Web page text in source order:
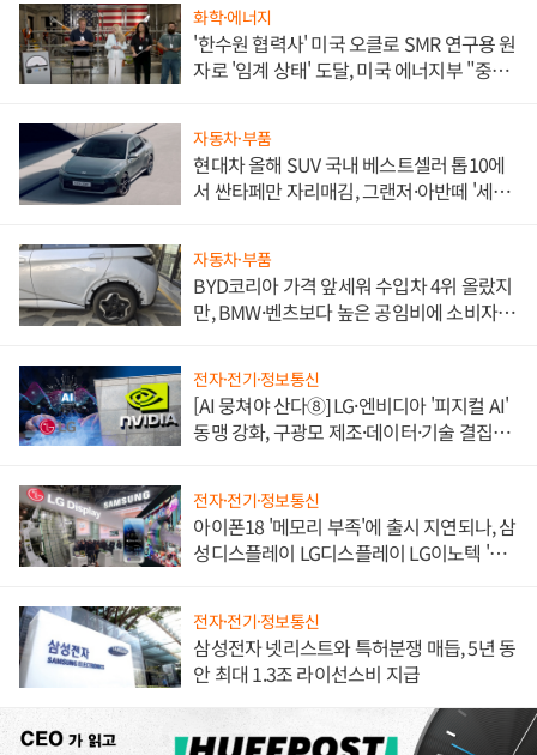
화학·에너지
'한수원 협력사' 미국 오클로 SMR 연구용 원
자로 '임계 상태' 도달, 미국 에너지부 "중요
자동차·부품
현대차 올해 SUV 국내 베스트셀러 톱10에
서 싼타페만 자리매김, 그랜저·아반떼 '세단
자동차·부품
BYD코리아 가격 앞세워 수입차 4위 올랐지
만, BMW·벤츠보다 높은 공임비에 소비자
전자·전기·정보통신
[AI 뭉쳐야 산다⑧] LG·엔비디아 '피지컬 AI'
동맹 강화, 구광모 제조·데이터·기술 결집
전자·전기·정보통신
아이폰18 '메모리 부족'에 출시 지연되나, 삼
성디스플레이 LG디스플레이 LG이노텍 '탈
전자·전기·정보통신
삼성전자 넷리스트와 특허분쟁 매듭, 5년 동
안 최대 1.3조 라이선스비 지급